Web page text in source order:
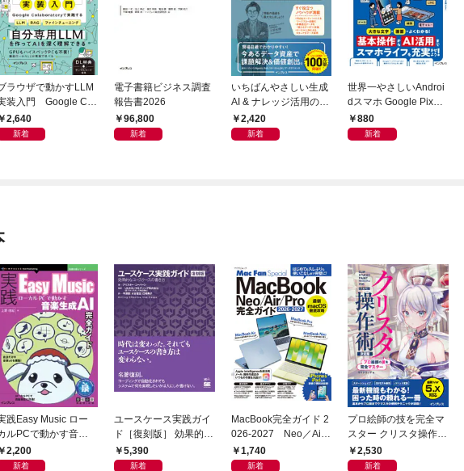
ラウザで動かすLLM
装入門 Google Col
aboratoryで実践するL
・RAG・ファイン
2,640
新着
電子書籍ビジネス調査
報告書2026
96,800
新着
いちばんやさしい生成
AI & ナレッジ活用の教
本 人気講師が教える新
しい価値を生み出す社
2,420
新着
世界一やさしいAndroi
dスマホ Google Pixel
10a/9a対応
880
新着
践Easy Music ロー
ルPCで動かす音楽
生成AI完全ガイド
2,200
新着
ユースケース実践ガイ
ド［復刻版］ 効果的な
ユースケースの書き方
5,390
新着
MacBook完全ガイド 2
026-2027 Neo／Air
／Pro対応
1,740
新着
プロ絵師の技を完全マ
スター クリスタ操作術
決定版 改訂2版 CLIP S
TUDIO PAINT PRO/E
2,530
新着